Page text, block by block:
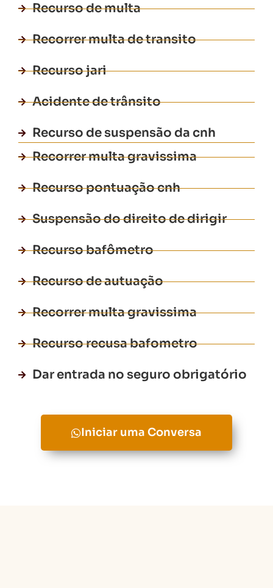
Recurso de multa
Recorrer multa de transito
Recurso jari
Acidente de trânsito
Recurso de suspensão da cnh
Recorrer multa gravissima
Recurso pontuação cnh
Suspensão do direito de dirigir
Recurso bafômetro
Recurso de autuação
Recorrer multa gravissima
Recurso recusa bafometro
Dar entrada no seguro obrigatório
Iniciar uma Conversa